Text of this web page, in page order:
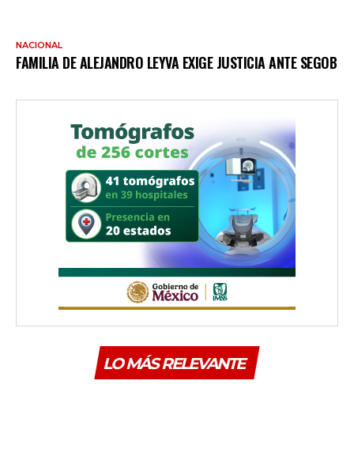
NACIONAL
FAMILIA DE ALEJANDRO LEYVA EXIGE JUSTICIA ANTE SEGOB
LO MÁS RELEVANTE